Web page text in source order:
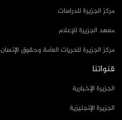
مركز الجزيرة للدراسات
معهد الجزيرة للإعلام
مركز الجزيرة للحريات العامة وحقوق الإنسان
قنواتنا
الجزيرة الإخبارية
الجزيرة الإنجليزية